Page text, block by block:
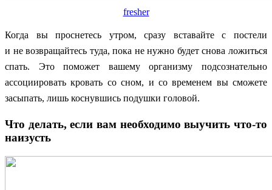
fresher
Когда вы проснетесь утром, сразу вставайте с постели
и не возвращайтесь туда, пока не нужно будет снова ложиться
спать. Это поможет вашему организму подсознательно
ассоциировать кровать со сном, и со временем вы сможете
засыпать, лишь коснувшись подушки головой.
Что делать, если вам необходимо выучить что-то
наизусть